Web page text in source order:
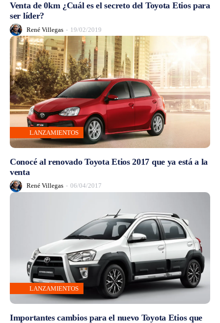
Venta de 0km ¿Cuál es el secreto del Toyota Etios para
ser líder?
René Villegas - 19/02/2019
LANZAMIENTOS
Conocé al renovado Toyota Etios 2017 que ya está a la
venta
René Villegas - 06/04/2017
LANZAMIENTOS
Importantes cambios para el nuevo Toyota Etios que